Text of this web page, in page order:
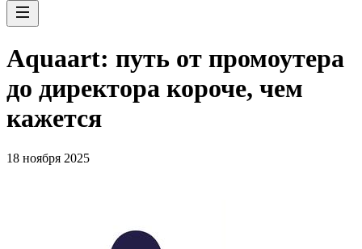
Aquaart: путь от промоутера
до директора короче, чем
кажется
18 ноября 2025